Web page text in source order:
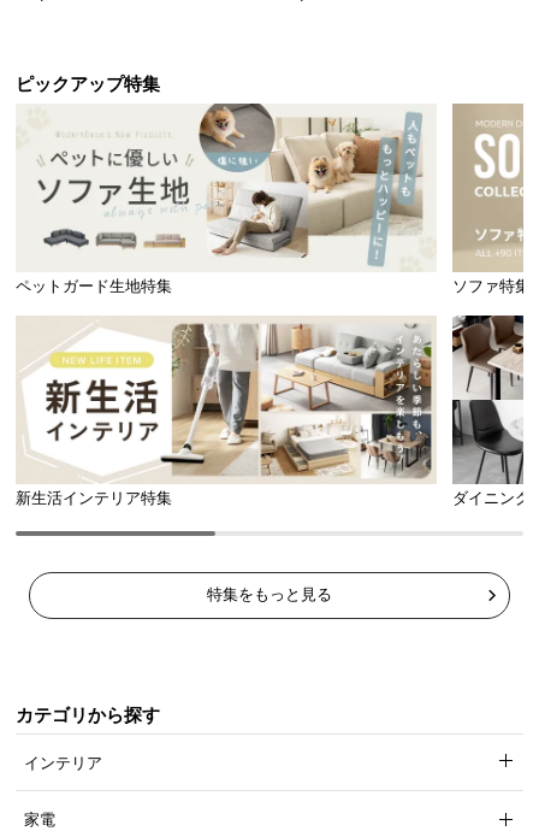
ピックアップ特集
ペットガード生地特集 ソファ特集
新生活インテリア特集 ダイニング
特集をもっと見る
カテゴリから探す
インテリア
家電